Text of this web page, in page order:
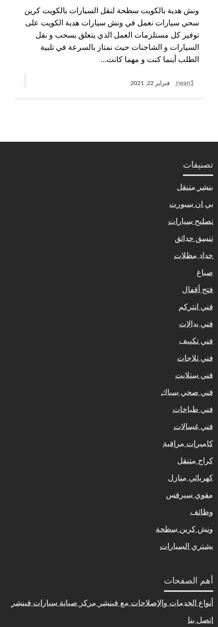
ونش هدية بالكويت سطحة لنقل السيارات بالكويت كرين
سحي سيارات نعمل في ونش سيارات هدية الكويت على
توفير كل مستلزمات العمل الذي يتعلق بسحب و نقل
السيارات و الشاحنات حيث نمتاز بالسرعة في تلبية
الطلب أينما كنت و مهما كانت…
rwan1 فبراير 22, 2021
تصنيفات
بنشر متنقل
بي ان سبورت
تصليح سيارات
تنسق حدائق
حداد مظلات
صباغ
فتح أقفال
فني انتركم
فني بدالات
فني تكييف
فني ثلاجات
فني ستلايت
فني صحي سباك
فني طباخات
فني غسالات
كاميرات مراقبة
كراج متنقل
كهربائي منازل
مقوي سيرفس
وظائف
ونش كرين سطحة
يشتري السيارات
أهم الصفحات
أنواع الخدمات والإصلاحات مع فينشر مركز صيانة سيارات فينشر
اتصل بنا